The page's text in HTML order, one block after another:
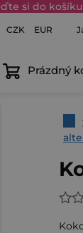
si do
CZK EUR
Prázdný